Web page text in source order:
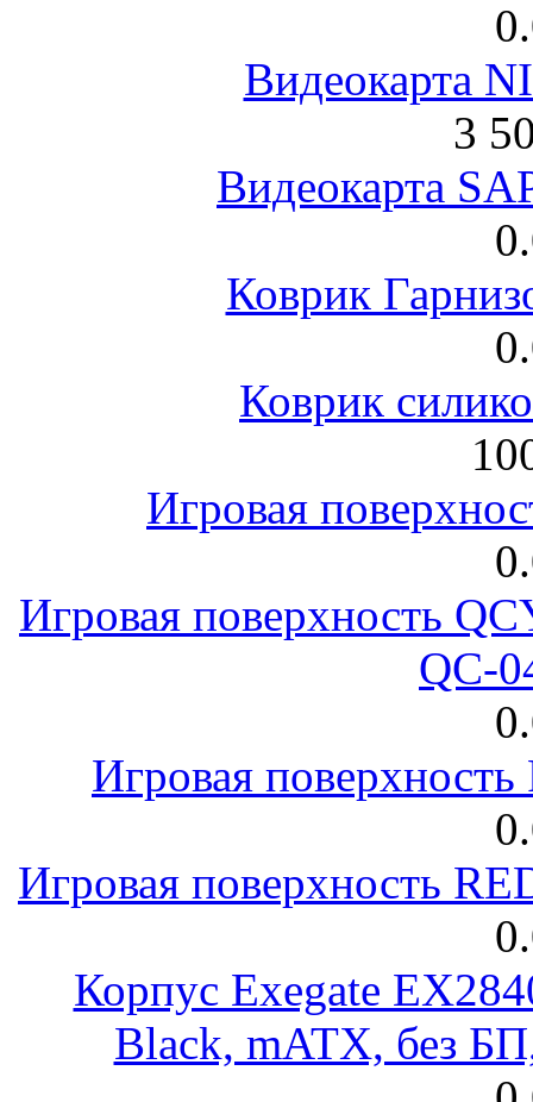
Видеокарта
3
Видеокарта
Коврик
Коврик
Игровая
Игровая поверхность
QC-
Игровая
Игровая поверхность
Корпус Exegate
Black, mATX, без